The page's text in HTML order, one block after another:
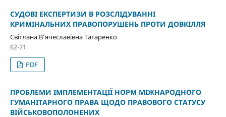
СУДОВІ ЕКСПЕРТИЗИ В РОЗСЛІДУВАННІ
КРИМІНАЛЬНИХ ПРАВОПОРУШЕНЬ ПРОТИ ДОВКІЛЛЯ
Світлана В’ячеславівна Татаренко
62-71
PDF
ПРОБЛЕМИ ІМПЛЕМЕНТАЦІЇ НОРМ МІЖНАРОДНОГО
ГУМАНІТАРНОГО ПРАВА ЩОДО ПРАВОВОГО СТАТУСУ
ВІЙСЬКОВОПОЛОНЕНИХ